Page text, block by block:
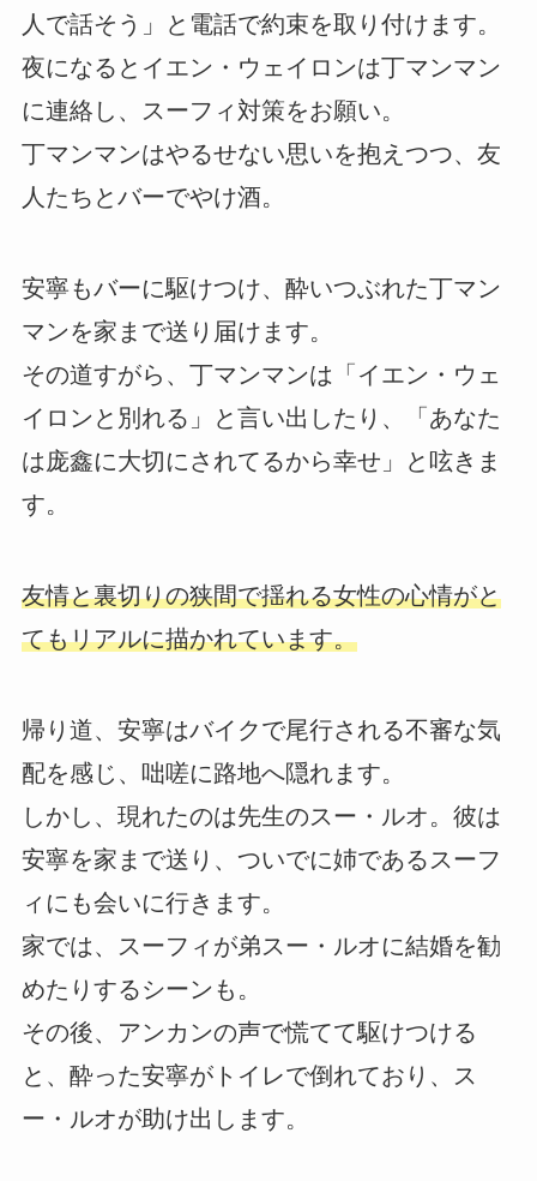
人で話そう」と電話で約束を取り付けます。
夜になるとイエン・ウェイロンは丁マンマン
に連絡し、スーフィ対策をお願い。
丁マンマンはやるせない思いを抱えつつ、友
人たちとバーでやけ酒。
安寧もバーに駆けつけ、酔いつぶれた丁マン
マンを家まで送り届けます。
その道すがら、丁マンマンは「イエン・ウェ
イロンと別れる」と言い出したり、「あなた
は庞鑫に大切にされてるから幸せ」と呟きま
す。
友情と裏切りの狭間で揺れる女性の心情がと
てもリアルに描かれています。
帰り道、安寧はバイクで尾行される不審な気
配を感じ、咄嗟に路地へ隠れます。
しかし、現れたのは先生のスー・ルオ。彼は
安寧を家まで送り、ついでに姉であるスーフ
ィにも会いに行きます。
家では、スーフィが弟スー・ルオに結婚を勧
めたりするシーンも。
その後、アンカンの声で慌てて駆けつける
と、酔った安寧がトイレで倒れており、ス
ー・ルオが助け出します。